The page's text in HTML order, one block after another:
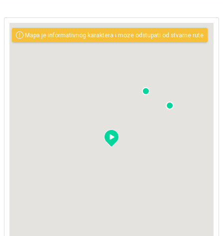
Mapa je informativnog karaktera i moze odstupati od stvarne rute